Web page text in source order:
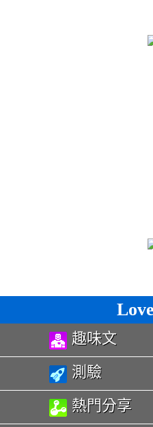
趣味文
測驗
熱門分享